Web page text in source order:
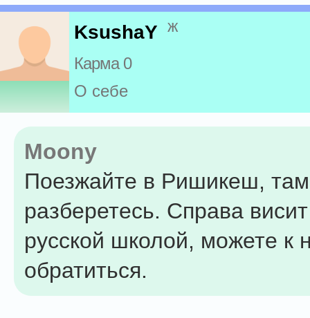
KsushaY ж
Карма 0
О себе
Moony
Поезжайте в Ришикеш,
разберетесь. Справа
русской школой, можете к
обратиться.